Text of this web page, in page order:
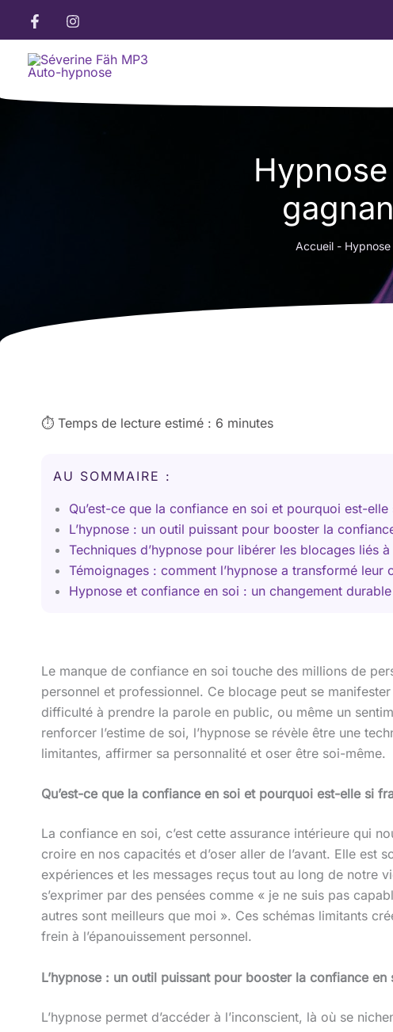
contenu
Accueil- Hypnose
⏱️ Temps de lecture estimé : 6 minutes
AU SOMMAIRE :
Qu’est-ce que la confiance en soi et pourquoi est-
L’hypnose : un outil puissant pour booster la
Techniques d’hypnose pour libérer les blocages liés
Témoignages : comment l’hypnose a transformé leur
Hypnose et confiance en soi : un changement durable
Le manque de confiance en soi touche des millions de
personnel et professionnel. Ce blocage peut se
difficulté à prendre la parole en public, ou même un
renforcer l’estime de soi, l’hypnose se révèle être une
limitantes, affirmer sa personnalité et oser être soi-même.
Qu’est-ce que la confiance en soi et pourquoi est-elle si
La confiance en soi, c’est cette assurance intérieure qui
croire en nos capacités et d’oser aller de l’avant. Elle est
expériences et les messages reçus tout au long de notre
s’exprimer par des pensées comme « je ne suis pas
autres sont meilleurs que moi ». Ces schémas limitants
frein à l’épanouissement personnel.
L’hypnose : un outil puissant pour booster la confiance en
L’hypnose permet d’accéder à l’inconscient, là où se